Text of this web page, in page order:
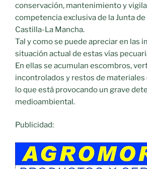
conservación, mantenimiento y
competencia exclusiva de la Junta
Castilla-La Mancha.
Tal y como se puede apreciar en las
situación actual de estas vías
En ellas se acumulan escombros,
incontrolados y restos de
lo que está provocando un grave
medioambiental.
Publicidad: